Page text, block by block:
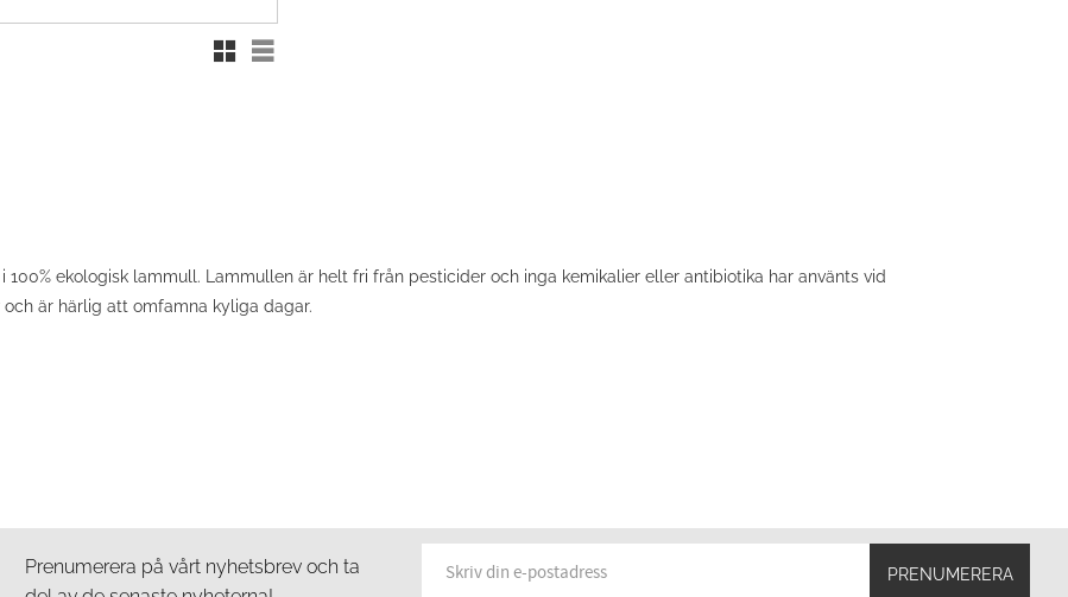
Rutnätsvy
Listvy
ekologisk lammull. Lammullen är helt fri från pesticider och inga kemikalier eller antibiotika har använts vid
är härlig att omfamna kyliga dagar.
Prenumerera på vårt nyhetsbrev och ta
PRENUMERERA